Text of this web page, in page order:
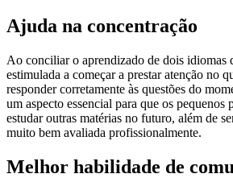
Ajuda na concentração
Ao conciliar o aprendizado de dois idiomas
estimulada a começar a prestar atenção no
responder corretamente às questões do
um aspecto essencial para que os pequenos
estudar outras matérias no futuro, além de
muito bem avaliada profissionalmente.
Melhor habilidade de